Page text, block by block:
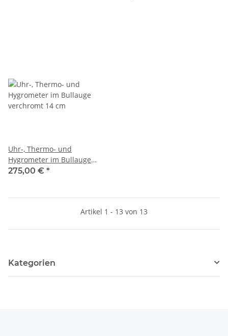
Uhr-, Thermo- und
Hygrometer im Bullauge
verchromt 14 cm
275,00 € *
Artikel 1 - 13 von 13
Kategorien